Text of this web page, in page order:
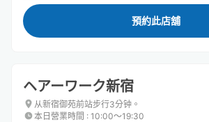
預約此店舖
ヘアーワーク新宿
从新宿御苑前站步行3分钟。
本日營業時間 : 10:00〜19:30